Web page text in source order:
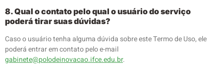
8. Qual o contato pelo qual o usuário do serviço
poderá tirar suas dúvidas?
Caso o usuário tenha alguma dúvida sobre este Termo de Uso, ele
poderá entrar em contato pelo e-mail
gabinete@polodeinovacao.ifce.edu.br.